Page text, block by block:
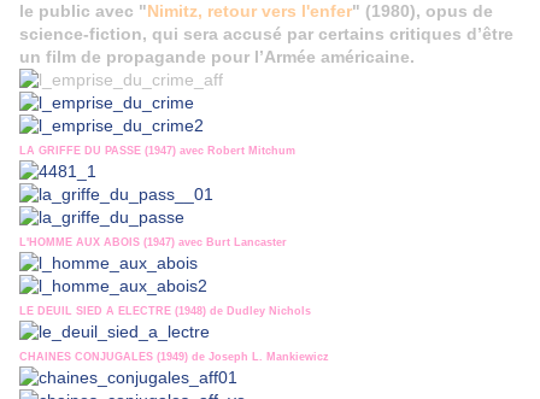
le public avec "Nimitz, retour vers l'enfer" (1980), opus de
science-fiction, qui sera accusé par certains critiques d’être
un film de propagande pour l’Armée américaine.
LA GRIFFE DU PASSE (1947) avec Robert Mitchum
L'HOMME AUX ABOIS (1947) avec Burt Lancaster
LE DEUIL SIED A ELECTRE (1948) de Dudley Nichols
CHAINES CONJUGALES (1949) de Joseph L. Mankiewicz